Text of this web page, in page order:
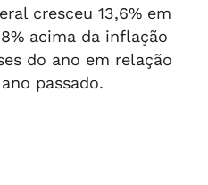
cresceu 13,6% em
acima da inflação
do ano em relação
passado.